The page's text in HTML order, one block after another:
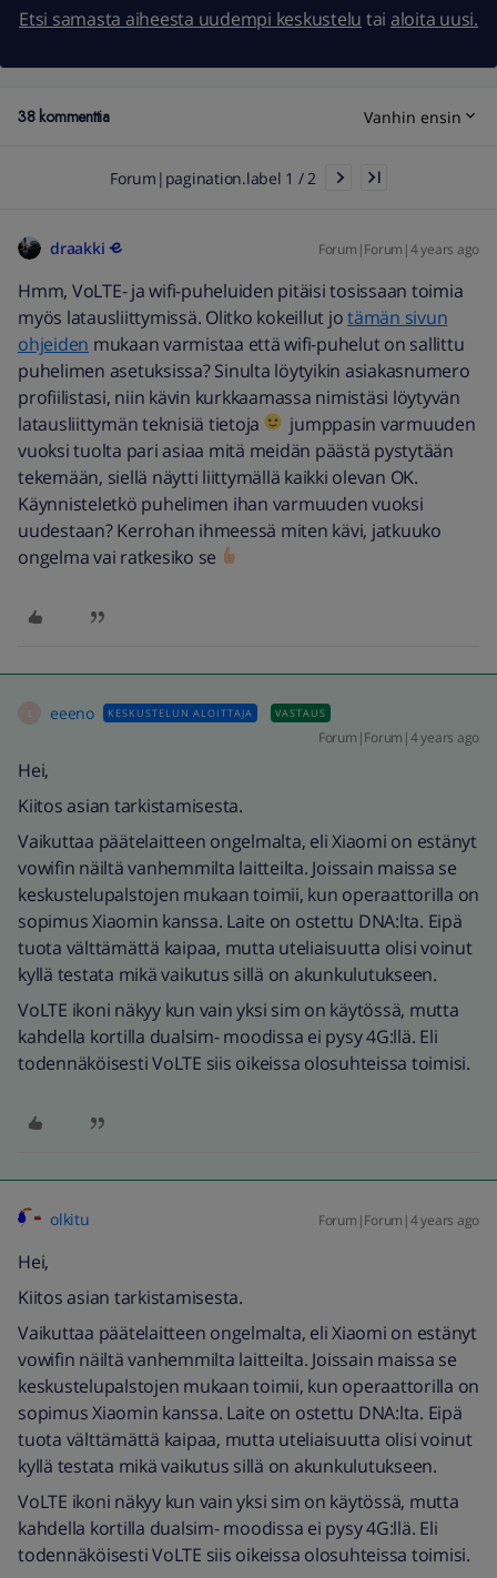
Etsi samasta aiheesta uudempi keskustelu tai aloita uusi.
38 kommenttia Vanhin ensin
Forum|pagination.label 1 / 2
draakki Forum|Forum|4 years ago
Hmm, VoLTE- ja wifi-puheluiden pitäisi tosissaan toimia
myös latausliittymissä. Olitko kokeillut jotämän sivun
ohjeiden mukaan varmistaa että wifi-puhelut on sallittu
puhelimen asetuksissa? Sinulta löytyikin asiakasnumero
profiilistasi, niin kävin kurkkaamassa nimistäsi löytyvän
latausliittymän teknisiä tietoja
jumppasin varmuuden
vuoksi tuolta pari asiaa mitä meidän päästä pystytään
tekemään, siellä näytti liittymällä kaikki olevan OK.
Käynnisteletkö puhelimen ihan varmuuden vuoksi
uudestaan? Kerrohan ihmeessä miten kävi, jatkuuko
ongelma vai ratkesiko se
eeeno KESKUSTELUN ALOITTAJA VASTAUS
Forum|Forum|4 years ago
Hei,
Kiitos asian tarkistamisesta.
Vaikuttaa päätelaitteen ongelmalta, eli Xiaomi on estänyt
vowifin näiltä vanhemmilta laitteilta. Joissain maissa se
keskustelupalstojen mukaan toimii, kun operaattorilla on
sopimus Xiaomin kanssa. Laite on ostettu DNA:lta. Eipä
tuota välttämättä kaipaa, mutta uteliaisuutta olisi voinut
kyllä testata mikä vaikutus sillä on akunkulutukseen.
VoLTE ikoni näkyy kun vain yksi sim on käytössä, mutta
kahdella kortilla dualsim- moodissa ei pysy 4G:llä. Eli
todennäköisesti VoLTE siis oikeissa olosuhteissa toimisi.
olkitu Forum|Forum|4 years ago
Hei,
Kiitos asian tarkistamisesta.
Vaikuttaa päätelaitteen ongelmalta, eli Xiaomi on estänyt
vowifin näiltä vanhemmilta laitteilta. Joissain maissa se
keskustelupalstojen mukaan toimii, kun operaattorilla on
sopimus Xiaomin kanssa. Laite on ostettu DNA:lta. Eipä
tuota välttämättä kaipaa, mutta uteliaisuutta olisi voinut
kyllä testata mikä vaikutus sillä on akunkulutukseen.
VoLTE ikoni näkyy kun vain yksi sim on käytössä, mutta
kahdella kortilla dualsim- moodissa ei pysy 4G:llä. Eli
todennäköisesti VoLTE siis oikeissa olosuhteissa toimisi.